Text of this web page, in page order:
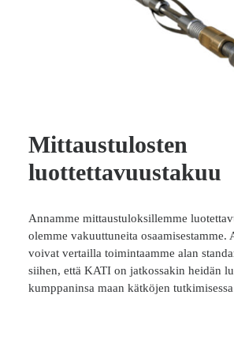
Mittaustulosten
luottettavuustakuu
Annamme mittaustuloksillemme
olemme vakuuttuneita osaamisestamme.
voivat vertailla toimintaamme alan
siihen, että KATI on jatkossakin heidän
kumppaninsa maan kätköjen